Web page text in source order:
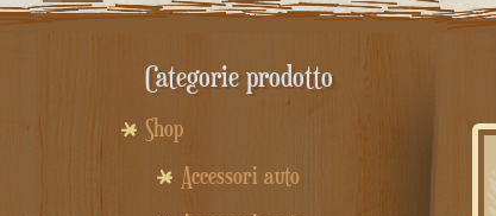
Categorie prodotto
Shop
Accessori auto